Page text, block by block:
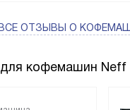
чистка
Однажды утром
две чашки с
ОТЗЫВЫ О
кофемашин Neff